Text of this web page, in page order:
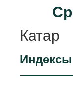
Стран
Катар
Индексы